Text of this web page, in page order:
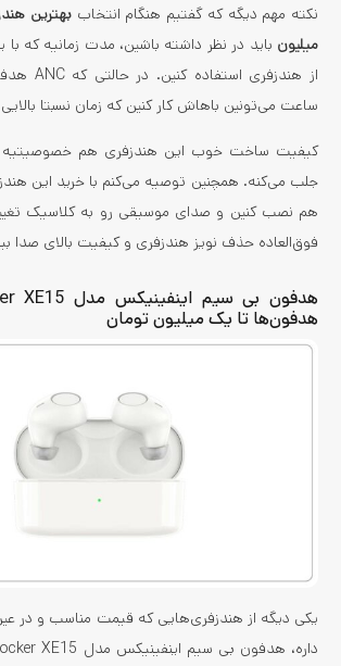
نکته مهم دیگه که گفتیم هنگام انتخاببهترین
میلیون باید در نظر داشته باشین، مدت زمانیه که با
ساعت می‌تونین باهاش کار کنین که زمان نسبتا
کیفیت ساخت خوب این هندزفری هم خصوصیتیه
هم نصب کنین و صدای موسیقی رو به کلاسیک
فوق‌العاده حذف نویز هندزفری و کیفیت بالای صدا
هدفون‌ها تا یک میلیون تومان
یکی دیگه از هندزفری‌هایی که قیمت مناسب و در